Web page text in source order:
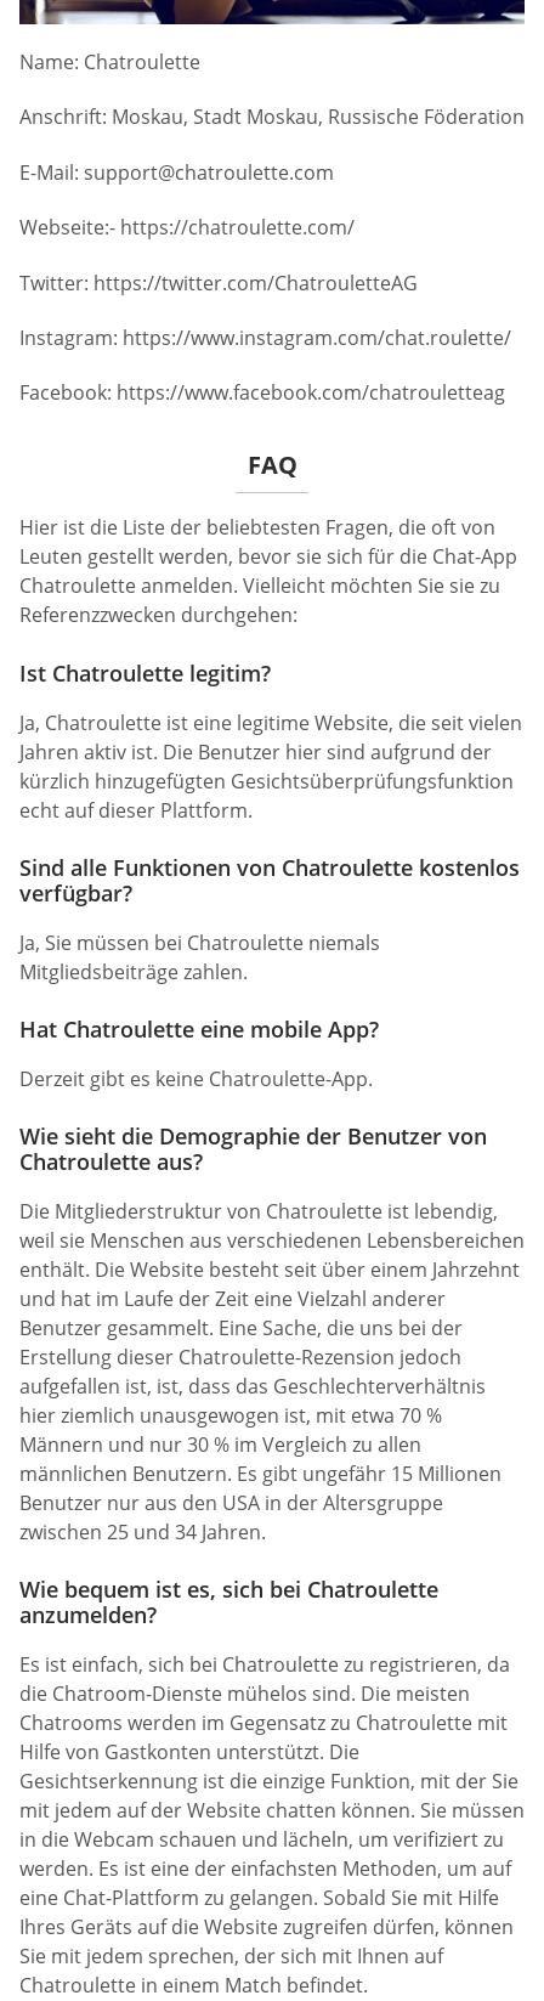
Name: Chatroulette
Anschrift: Moskau, Stadt Moskau, Russische Föderation
E-Mail: support@chatroulette.com
Webseite:- https://chatroulette.com/
Twitter: https://twitter.com/ChatrouletteAG
Instagram: https://www.instagram.com/chat.roulette/
Facebook: https://www.facebook.com/chatrouletteag
FAQ
Hier ist die Liste der beliebtesten Fragen, die oft von
Leuten gestellt werden, bevor sie sich für die Chat-App
Chatroulette anmelden. Vielleicht möchten Sie sie zu
Referenzzwecken durchgehen:
Ist Chatroulette legitim?
Ja, Chatroulette ist eine legitime Website, die seit vielen
Jahren aktiv ist. Die Benutzer hier sind aufgrund der
kürzlich hinzugefügten Gesichtsüberprüfungsfunktion
echt auf dieser Plattform.
Sind alle Funktionen von Chatroulette kostenlos
verfügbar?
Ja, Sie müssen bei Chatroulette niemals
Mitgliedsbeiträge zahlen.
Hat Chatroulette eine mobile App?
Derzeit gibt es keine Chatroulette-App.
Wie sieht die Demographie der Benutzer von
Chatroulette aus?
Die Mitgliederstruktur von Chatroulette ist lebendig,
weil sie Menschen aus verschiedenen Lebensbereichen
enthält. Die Website besteht seit über einem Jahrzehnt
und hat im Laufe der Zeit eine Vielzahl anderer
Benutzer gesammelt. Eine Sache, die uns bei der
Erstellung dieser Chatroulette-Rezension jedoch
aufgefallen ist, ist, dass das Geschlechterverhältnis
hier ziemlich unausgewogen ist, mit etwa 70 %
Männern und nur 30 % im Vergleich zu allen
männlichen Benutzern. Es gibt ungefähr 15 Millionen
Benutzer nur aus den USA in der Altersgruppe
zwischen 25 und 34 Jahren.
Wie bequem ist es, sich bei Chatroulette
anzumelden?
Es ist einfach, sich bei Chatroulette zu registrieren, da
die Chatroom-Dienste mühelos sind. Die meisten
Chatrooms werden im Gegensatz zu Chatroulette mit
Hilfe von Gastkonten unterstützt. Die
Gesichtserkennung ist die einzige Funktion, mit der Sie
mit jedem auf der Website chatten können. Sie müssen
in die Webcam schauen und lächeln, um verifiziert zu
werden. Es ist eine der einfachsten Methoden, um auf
eine Chat-Plattform zu gelangen. Sobald Sie mit Hilfe
Ihres Geräts auf die Website zugreifen dürfen, können
Sie mit jedem sprechen, der sich mit Ihnen auf
Chatroulette in einem Match befindet.